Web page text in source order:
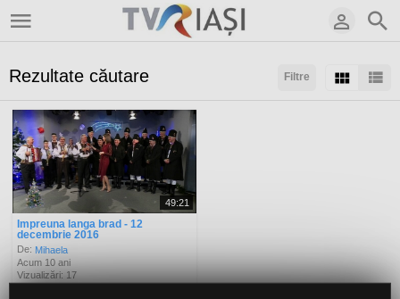
Filtre
Rezultate căutare
Sortaţi după:
49:21
Impreuna langa brad - 12
decembrie 2016
De: Mihaela
Acum 10 ani
Vizualizări: 17